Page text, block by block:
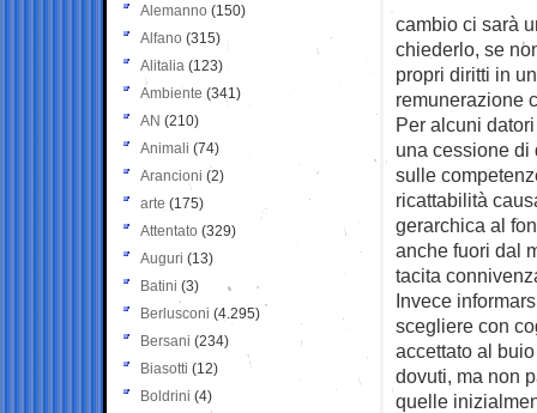
cambio ci sarà
chiederlo, se
propri diritti in
remunerazione
Per alcuni
una cessione di
sulle
ricattabilità
gerarchica al
anche fuori dal
tacita
Invece
scegliere con
accettato al
dovuti, ma non
quelle
Alemanno (150)
Alfano (315)
Alitalia (123)
Ambiente (341)
AN (210)
Animali (74)
Arancioni (2)
arte (175)
Attentato (329)
Auguri (13)
Batini (3)
Berlusconi (4.295)
Bersani (234)
Biasotti (12)
Boldrini (4)